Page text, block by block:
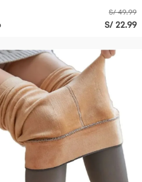
S/ 49.99
S/ 22.99